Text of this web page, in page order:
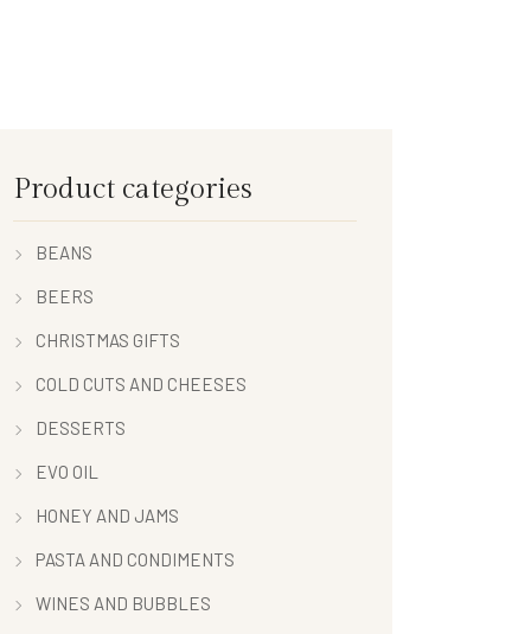
Product categories
BEANS
BEERS
CHRISTMAS GIFTS
COLD CUTS AND CHEESES
DESSERTS
EVO OIL
HONEY AND JAMS
PASTA AND CONDIMENTS
WINES AND BUBBLES